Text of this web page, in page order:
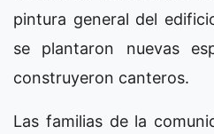
pintura general del
se plantaron nuevas
construyeron canteros.
Las familias de la